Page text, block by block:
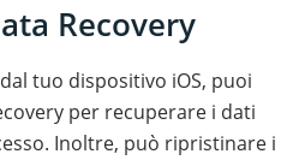
Recovery
tuo dispositivo iOS, puoi
per recuperare i dati
Inoltre, può ripristinare i